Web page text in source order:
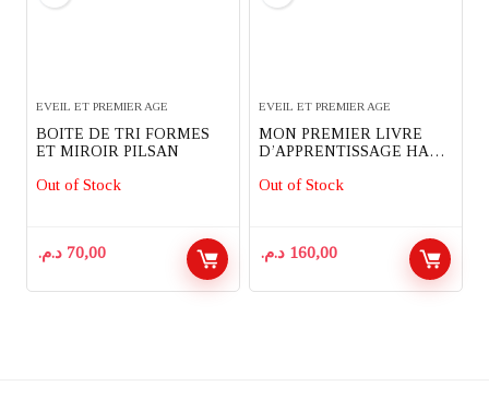
EVEIL ET PREMIER AGE
BOITE DE TRI FORMES
ET MIROIR PILSAN
Out of Stock
70,00 د.م.
EVEIL ET PREMIER AGE
MON PREMIER LIVRE
D’APPRENTISSAGE HAP-
Out of Stock
160,00 د.م.